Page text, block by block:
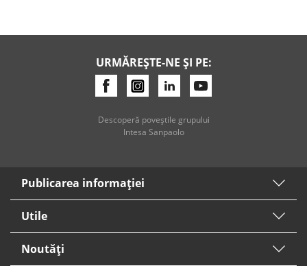
URMĂREȘTE-NE ȘI PE:
Descoperă poveştile grupului
Intesa Sanpaolo
Publicarea informaţiei
Utile
Noutăți